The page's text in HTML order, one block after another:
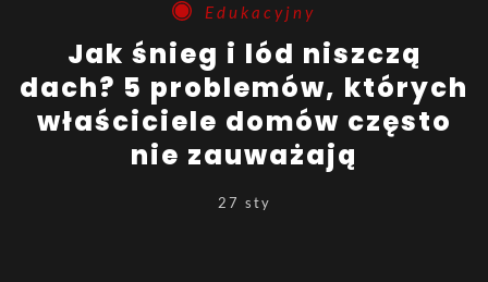
Edukacyjny
Jak śnieg i lód niszczą
dach? 5 problemów, których
właściciele domów często
nie zauważają
27 sty